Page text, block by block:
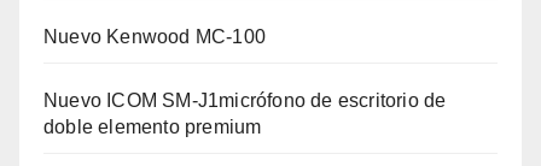
Nuevo Kenwood MC-100
Nuevo ICOM SM-J1micrófono de escritorio de
doble elemento premium